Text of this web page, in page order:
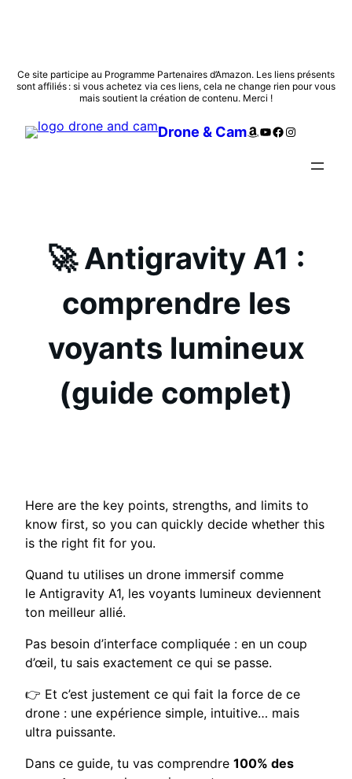
Aller
au
Ce site participe au Programme Partenaires d’Amazon. Les liens présents
sont affiliés : si vous achetez via ces liens, cela ne change rien pour vous
mais soutient la création de contenu. Merci !
Drone & CamAmazon
YouTube
Facebook
Instagram
🚀 Antigravity A1 :
comprendre les
voyants lumineux
(guide complet)
Here are the key points, strengths, and limits to
know first, so you can quickly decide whether this
is the right fit for you.
Quand tu utilises un drone immersif comme
le Antigravity A1, les voyants lumineux deviennent
ton meilleur allié.
Pas besoin d’interface compliquée : en un coup
d’œil, tu sais exactement ce qui se passe.
👉 Et c’est justement ce qui fait la force de ce
drone : une expérience simple, intuitive… mais
ultra puissante.
Dans ce guide, tu vas comprendre 100% des